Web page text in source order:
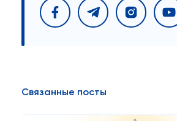
Связанные посты